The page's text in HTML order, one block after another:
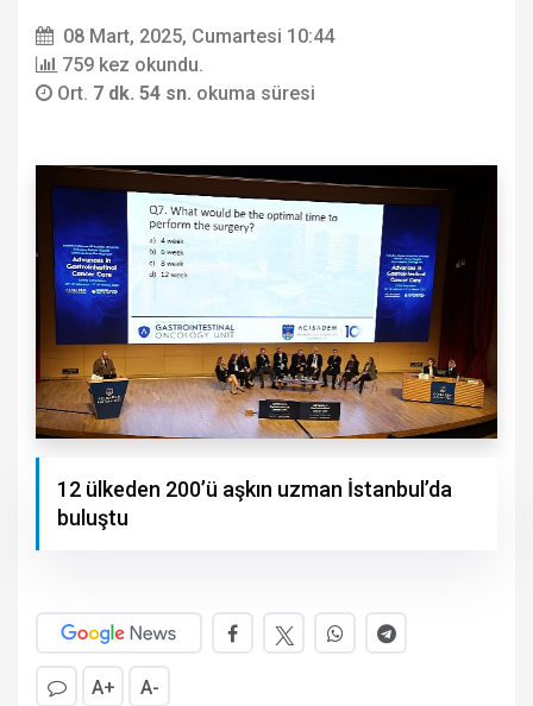
08 Mart, 2025, Cumartesi 10:44
759 kez okundu.
Ort. 7 dk. 54 sn. okuma süresi
12 ülkeden 200’ü aşkın uzman İstanbul’da
buluştu
A+ A-